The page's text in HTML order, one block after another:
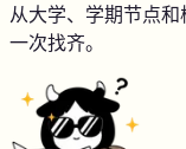
从大学、学期节点
一次找齐。